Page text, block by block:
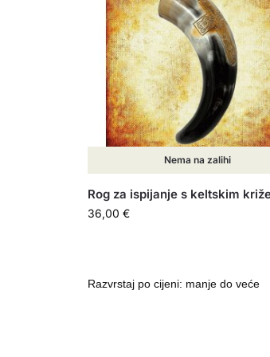
Nema na zalihi
Rog za ispijanje s keltskim
36,00 €